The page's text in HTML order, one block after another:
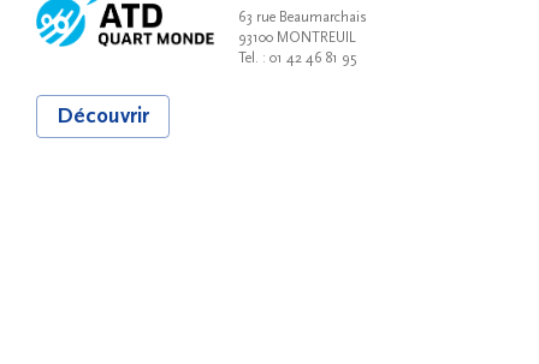
Découvrir
63 rue Beaumarchais
93100 MONTREUIL
Tel. : 01 42 46 81 95